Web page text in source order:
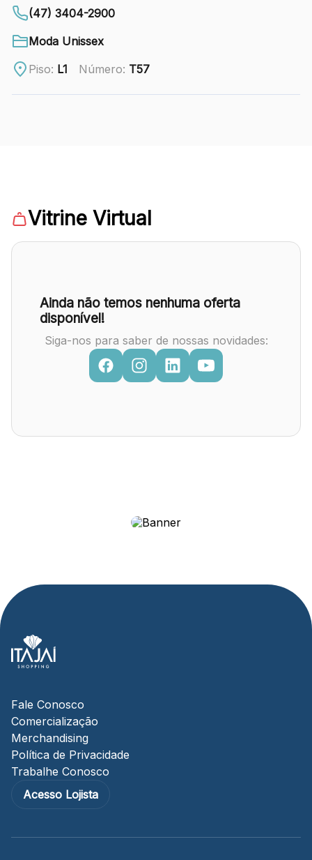
Ver local
Chamar Uber
Comodidades Eventos
Vitrine virtual
(47) 3404-2900
Moda Unissex
Piso: L1 Número: T57
Vitrine Virtual
Ainda não temos nenhuma oferta
disponível!
Siga-nos para saber de nossas novidades:
Fale Conosco
Comercialização
Merchandising
Política de Privacidade
Trabalhe Conosco
Acesso Lojista